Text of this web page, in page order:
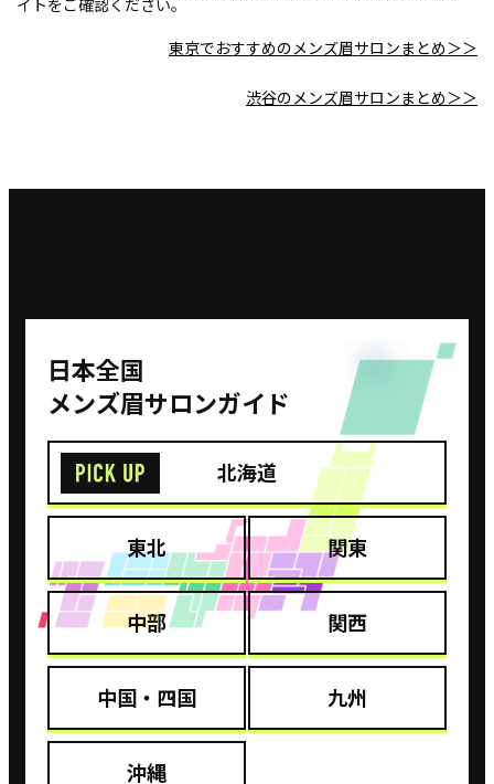
イトをご確認ください。
東京でおすすめのメンズ眉サロンまとめ＞＞
渋谷のメンズ眉サロンまとめ＞＞
⽇本全国
メンズ眉サロンガイド
北海道
東北 関東
中部 関西
中国・四国 九州
沖縄